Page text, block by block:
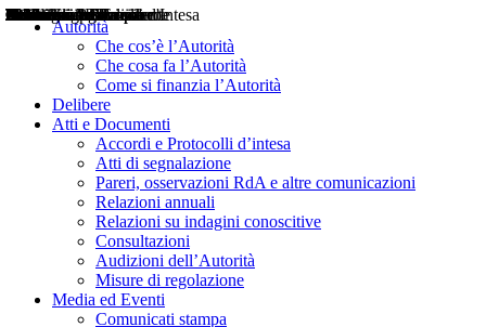
Autorità
Che cos’è l’Autorità
Che cosa fa l’Autorità
Come si finanzia l’Autorità
Delibere
Atti e Documenti
Accordi e Protocolli d’intesa
Atti di segnalazione
Pareri, osservazioni RdA e altre comunicazioni
Relazioni annuali
Relazioni su indagini conoscitive
Consultazioni
Audizioni dell’Autorità
Misure di regolazione
Media ed Eventi
Comunicati stampa
Delibere
Pareri
Consultazioni
Audizioni
Atti di Segnalazione
Accordi e Protocolli d'Intesa
Relazioni annuali
Misure di regolazione
Notizie
Comunicati Stampa
Bollettini ART
Convegni ART
Interviste del Presidente
Articoli in primo piano
Interventi del Presidente
2004
2005
2010
2013
2014
2015
2016
2017
2018
2019
202
2020
2021
2022
2023
2024
2025
2026
Aereo
Marittimo
Terrestre